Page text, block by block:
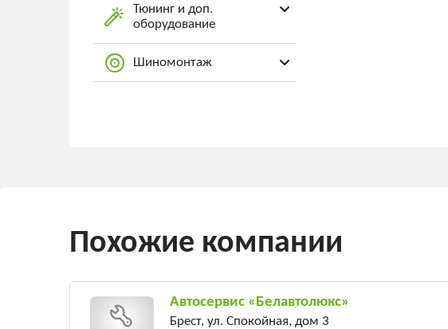
Тюнинг и доп.
оборудование
Шиномонтаж
Похожие компании
Автосервис «Белавтолюкс»
Брест, ул. Спокойная, дом 3